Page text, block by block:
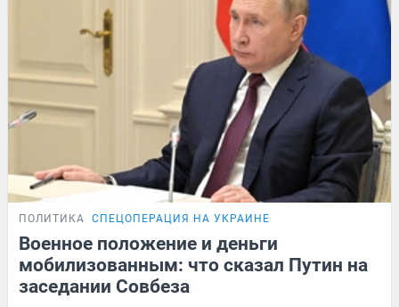
ПОЛИТИКА СПЕЦОПЕРАЦИЯ НА УКРАИНЕ
Военное положение и деньги
мобилизованным: что сказал Путин на
заседании Совбеза